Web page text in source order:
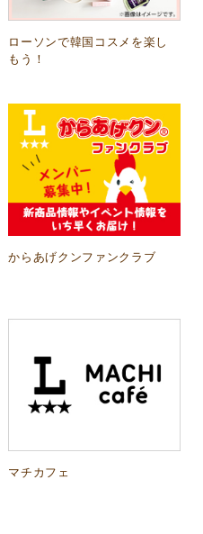
ローソンで韓国コスメを楽し
もう！
からあげクンファンクラブ
マチカフェ